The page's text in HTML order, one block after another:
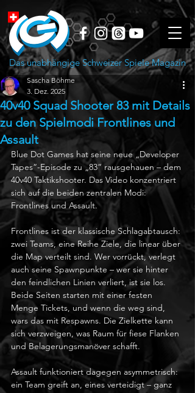
Das unabhängige Schweizer Spiele Magazin
40v40 Squad Shooter 83 mit Details
zu den Spielmodi Frontlines und
Assault
Sascha Böhme
3. Dez. 2025
Blue Dot Games hat seine neue „Developer
Tapes“-Episode zu „83“ rausgehauen – dem
40v40 Taktikshooter. Das Video konzentriert
sich auf die beiden zentralen Modi:
Frontlines und Assault.
Frontlines ist der klassische Schlagabtausch:
zwei Teams, eine Reihe Ziele, die linear über
die Map verteilt sind. Wer vorrückt, verlegt
auch seine Spawnpunkte – wer sie hinter
den feindlichen Linien verliert, ist sie los.
Beide Seiten starten mit einer festen
Menge Tickets, und wenn die weg sind,
wars das mit Respawns. Die Zielkette kann
sich verzweigen, was Raum für fiese Flanken
und Belagerungsmanöver schafft.
Assault funktioniert dagegen asymmetrisch:
ein Team greift an, eines verteidigt – ganz